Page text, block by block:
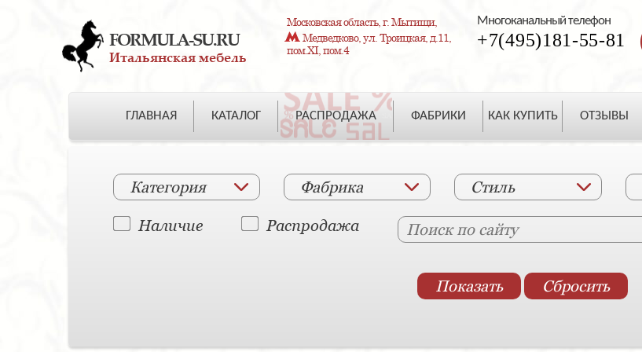
FORMULA-SU.RU
Итальянская мебель
Московская область, г. Мытищи,
Медведково, ул. Троицкая, д.11,
пом.XI, пом.4
Многоканальный телефон
+7(495)181-55-81
ГЛАВНАЯ КАТАЛОГ РАСПРОДАЖА ФАБРИКИ КАК КУПИТЬ ОТЗЫВЫ
Категория Фабрика Стиль
Наличие Распродажа